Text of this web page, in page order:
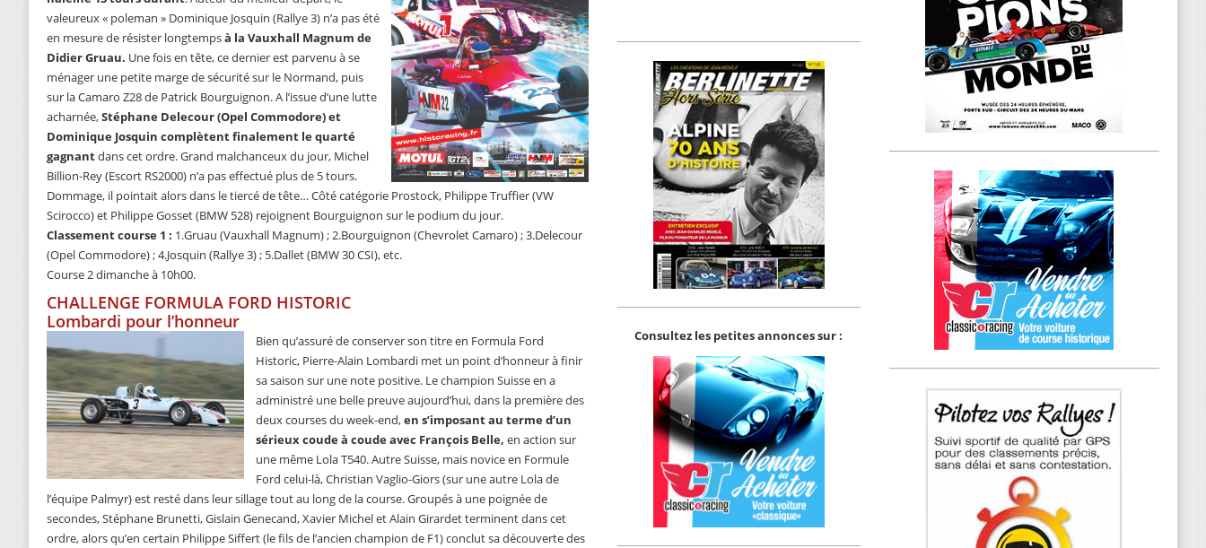
valeureux « poleman » Dominique Josquin (Rallye 3) n’a pas été
en mesure de résister longtempsà la Vauxhall Magnum de
Didier Gruau. Une fois en tête, ce dernier est parvenu à se
ménager une petite marge de sécurité sur le Normand, puis
sur la Camaro Z28 de Patrick Bourguignon. A l’issue d’une lutte
acharnée,Stéphane Delecour (Opel Commodore) et
Dominique Josquin complètent finalement le quarté
gagnantdans cet ordre. Grand malchanceux du jour, Michel
Billion-Rey (Escort RS2000) n’a pas effectué plus de 5 tours.
Dommage, il pointait alors dans le tiercé de tête… Côté catégorie Prostock, Philippe Truffier (VW
Scirocco) et Philippe Gosset (BMW 528) rejoignent Bourguignon sur le podium du jour.
Classement course 1 : 1.Gruau (Vauxhall Magnum) ; 2.Bourguignon (Chevrolet Camaro) ; 3.Delecour
(Opel Commodore) ; 4.Josquin (Rallye 3) ; 5.Dallet (BMW 30 CSI), etc.
Course 2 dimanche à 10h00.
CHALLENGE FORMULA FORD HISTORIC
Lombardi pour l’honneur
Bien qu’assuré de conserver son titre en Formula Ford
Historic, Pierre-Alain Lombardi met un point d’honneur à finir
sa saison sur une note positive. Le champion Suisse en a
administré une belle preuve aujourd’hui, dans la première des
deux courses du week-end,en s’imposant au terme d’un
sérieux coude à coude avec François Belle, en action sur
une même Lola T540. Autre Suisse, mais novice en Formule
Ford celui-là, Christian Vaglio-Giors (sur une autre Lola de
l’équipe Palmyr) est resté dans leur sillage tout au long de la course. Groupés à une poignée de
secondes, Stéphane Brunetti, Gislain Genecand, Xavier Michel et Alain Girardet terminent dans cet
ordre, alors qu’en certain Philippe Siffert (le fils de l’ancien champion de F1) conclut sa découverte des
Consultez les petites annonces sur :